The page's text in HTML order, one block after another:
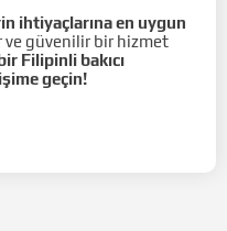
ihtiyaçlarına en uygun
güvenilir bir hizmet
Filipinli bakıcı
geçin!